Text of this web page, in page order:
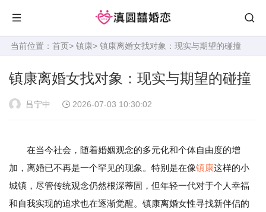
当前位置： 首页> 镇康> 镇康离婚女找对象：现实与期望的碰撞
镇康离婚女找对象：现实与期望的碰撞
吕宁中 2026-07-03 10:30:02
在当今社会，随着婚姻观念的多元化和个体自由度的增
加，离婚已不再是一个罕见的现象。特别是在像镇康这样的小
城镇，尽管传统观念仍然根深蒂固，但年轻一代对于个人幸福
和自我实现的追求也在逐渐觉醒。镇康离婚女性寻找新伴侣的